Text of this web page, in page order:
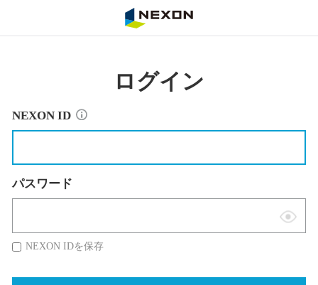
ログイン
NEXON ID
パスワード
表
替
NEXON IDを保存